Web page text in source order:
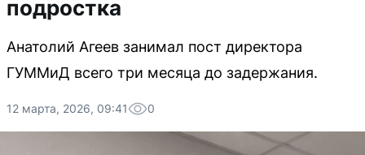
подростка
Анатолий Агеев занимал пост директора
ГУММиД всего три месяца до задержания.
12 марта, 2026, 09:41 0